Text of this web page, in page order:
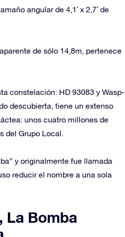
angular de 4,1′ x 2,7′ de
de sólo 14,8m, pertenece
constelación: HD 93083 y Wasp-
descubierta, tiene un extenso
unos cuatro millones de
del Grupo Local.
y originalmente fue llamada
reducir el nombre a una sola
La Bomba